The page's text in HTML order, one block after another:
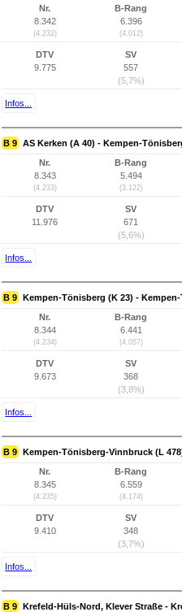
Nr.
8.342
(4.232)
B-Rang
6.396
(4.012)
DTV
9.775
SV
557
(5,7%)
Infos...
B 9 AS Kerken (A 40) - Kempen-
Nr.
8.343
(4.233)
B-Rang
5.494
(3.122)
DTV
11.976
SV
671
(5,6%)
Infos...
B 9 Kempen-Tönisberg (K 23) -
Nr.
8.344
(4.234)
B-Rang
6.441
(4.057)
DTV
9.673
SV
368
(3,8%)
Infos...
B 9 Kempen-Tönisberg-Vinnbruck (L
Nr.
8.345
(4.235)
B-Rang
6.559
(4.174)
DTV
9.410
SV
348
(3,7%)
Infos...
B 9 Krefeld-Hüls-Nord, Klever Straße -